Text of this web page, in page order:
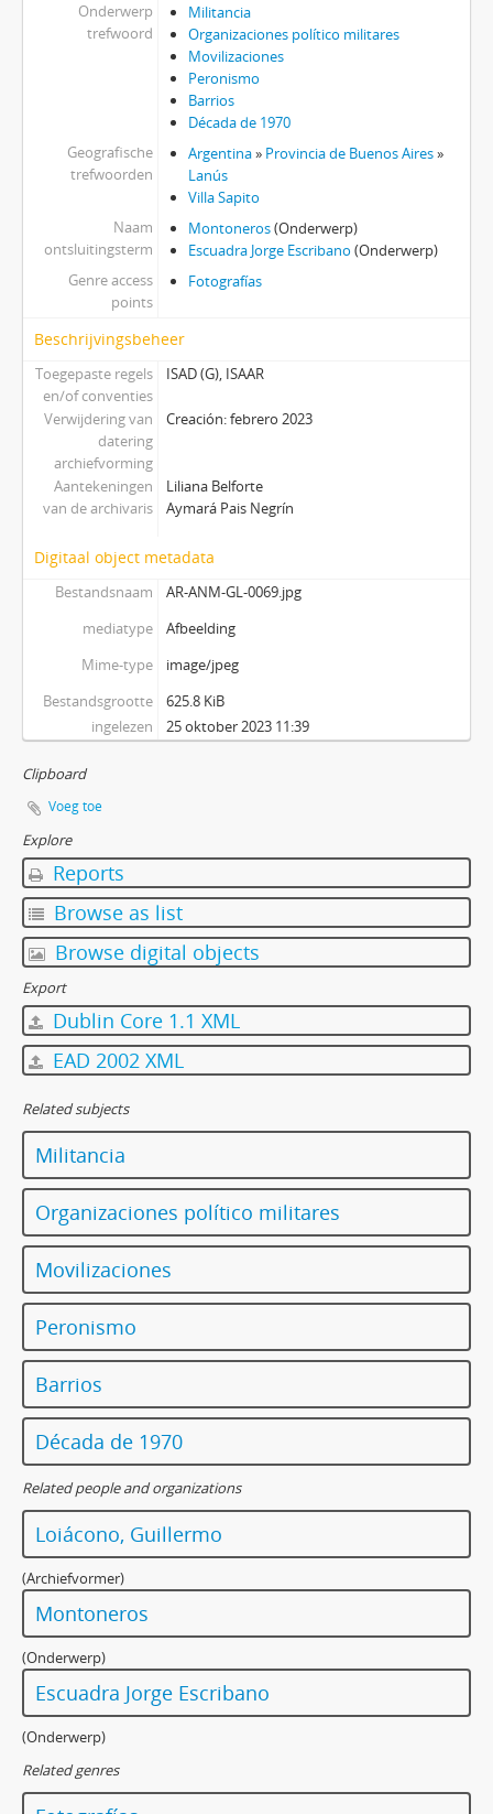
Onderwerp
trefwoord
Militancia
Organizaciones político militares
Movilizaciones
Peronismo
Barrios
Década de 1970
Geografische
trefwoorden
Argentina» Provincia de Buenos Aires»
Lanús
Villa Sapito
Naam
ontsluitingsterm
Montoneros(Onderwerp)
Escuadra Jorge Escribano (Onderwerp)
Genre access
points
Fotografías
Beschrijvingsbeheer
Toegepaste regels
en/of conventies
ISAD (G), ISAAR
Verwijdering van
datering
archiefvorming
Creación: febrero 2023
Aantekeningen
van de archivaris
Liliana Belforte
Aymará Pais Negrín
Digitaal object metadata
Bestandsnaam
AR-ANM-GL-0069.jpg
mediatype
Afbeelding
Mime-type
image/jpeg
Bestandsgrootte
625.8 KiB
ingelezen
25 oktober 2023 11:39
Clipboard
Voeg toe
Explore
Reports
Browse as list
Browse digital objects
Export
Dublin Core 1.1 XML
EAD 2002 XML
Related subjects
Militancia
Organizaciones político militares
Movilizaciones
Peronismo
Barrios
Década de 1970
Related people and organizations
Loiácono, Guillermo
(Archiefvormer)
Montoneros
(Onderwerp)
Escuadra Jorge Escribano
(Onderwerp)
Related genres